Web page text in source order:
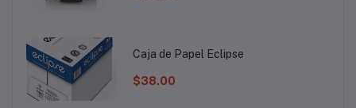
Caja de Papel Eclipse
$38.00